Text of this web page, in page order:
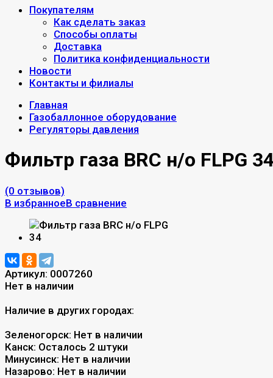
Покупателям
Как сделать заказ
Способы оплаты
Доставка
Политика конфиденциальности
Новости
Контакты и филиалы
Главная
Газобаллонное оборудование
Регуляторы давления
Фильтр газа BRC н/о FLPG
(0 отзывов)
В избранноеВ сравнение
Артикул: 0007260
Нет в наличии
Наличие в других городах:
Зеленогорск: Нет в наличии
Канск: Осталось 2 штуки
Минусинск: Нет в наличии
Назарово: Нет в наличии